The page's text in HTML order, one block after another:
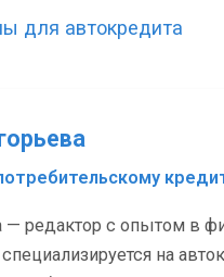
для автокредита
— редактор с опытом в
на